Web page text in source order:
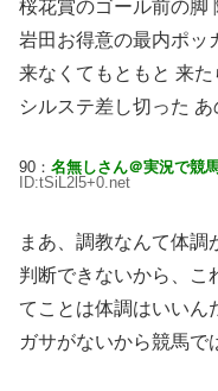
桜花賞のゴール前の脚
岩田お得意の最内ポッ
来なくてもともと 来た
シルステ差し切った
90： 名無しさん＠実況で競
ID:tSiL2l5+0.net
まあ、調教なんて体
判断できないから、こ
てことは体調はいいん
ガサがないから競馬で